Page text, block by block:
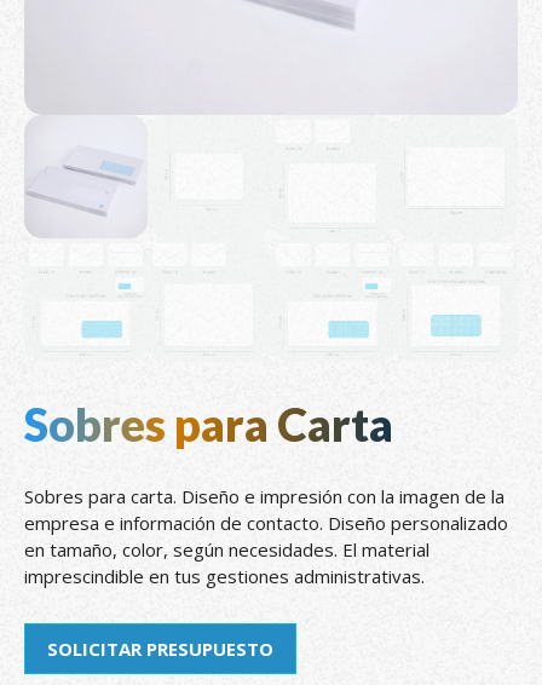
Sobres para Carta
Sobres para carta. Diseño e impresión con la imagen de la
empresa e información de contacto. Diseño personalizado
en tamaño, color, según necesidades. El material
imprescindible en tus gestiones administrativas.
SOLICITAR PRESUPUESTO